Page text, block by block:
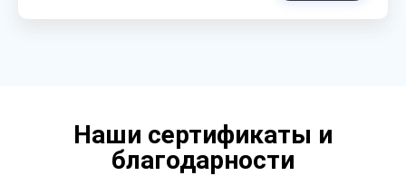
Наши сертификаты и
благодарности